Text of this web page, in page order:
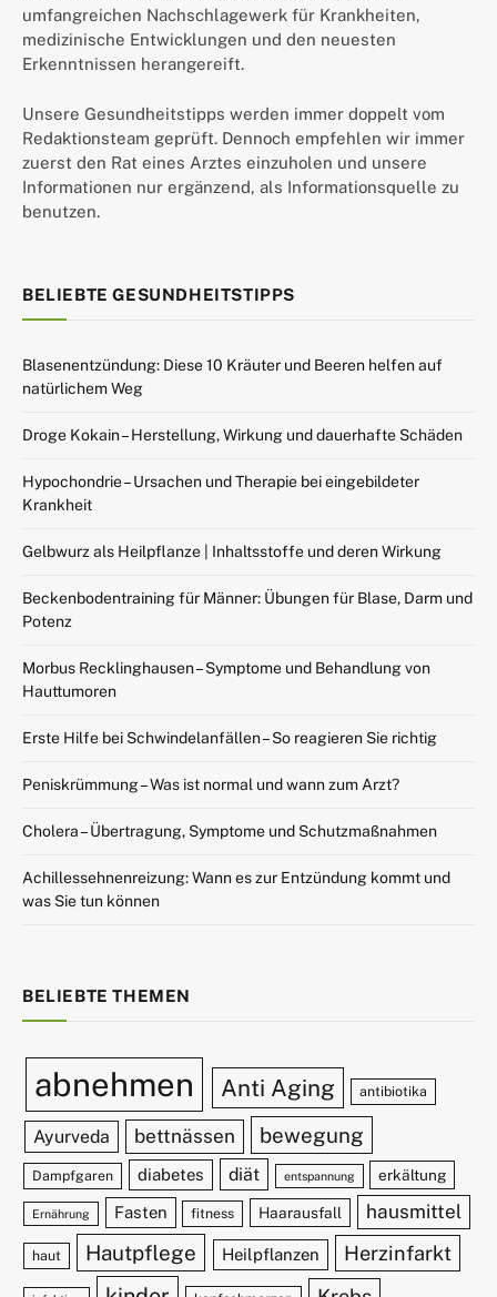
umfangreichen Nachschlagewerk für Krankheiten,
medizinische Entwicklungen und den neuesten
Erkenntnissen herangereift.
Unsere Gesundheitstipps werden immer doppelt vom
Redaktionsteam geprüft. Dennoch empfehlen wir immer
zuerst den Rat eines Arztes einzuholen und unsere
Informationen nur ergänzend, als Informationsquelle zu
benutzen.
BELIEBTE GESUNDHEITSTIPPS
Blasenentzündung: Diese 10 Kräuter und Beeren helfen auf
natürlichem Weg
Droge Kokain – Herstellung, Wirkung und dauerhafte Schäden
Hypochondrie – Ursachen und Therapie bei eingebildeter
Krankheit
Gelbwurz als Heilpflanze | Inhaltsstoffe und deren Wirkung
Beckenbodentraining für Männer: Übungen für Blase, Darm und
Potenz
Morbus Recklinghausen – Symptome und Behandlung von
Hauttumoren
Erste Hilfe bei Schwindelanfällen – So reagieren Sie richtig
Peniskrümmung – Was ist normal und wann zum Arzt?
Cholera – Übertragung, Symptome und Schutzmaßnahmen
Achillessehnenreizung: Wann es zur Entzündung kommt und
was Sie tun können
BELIEBTE THEMEN
abnehmen Anti Aging antibiotika
Ayurveda bettnässen bewegung
Dampfgaren diabetes diät entspannung erkältung
Ernährung Fasten fitness Haarausfall hausmittel
haut Hautpflege Heilpflanzen Herzinfarkt